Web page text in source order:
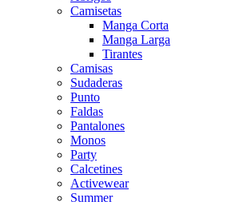
Camisetas
Manga Corta
Manga Larga
Tirantes
Camisas
Sudaderas
Punto
Faldas
Pantalones
Monos
Party
Calcetines
Activewear
Summer